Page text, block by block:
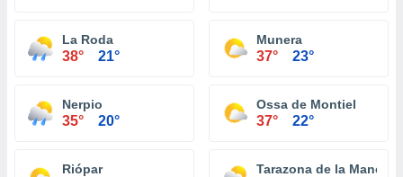
La Roda
38° 21°
Munera
37° 23°
Nerpio
35° 20°
Ossa de Montiel
37° 22°
Riópar Tarazona de la Mancha